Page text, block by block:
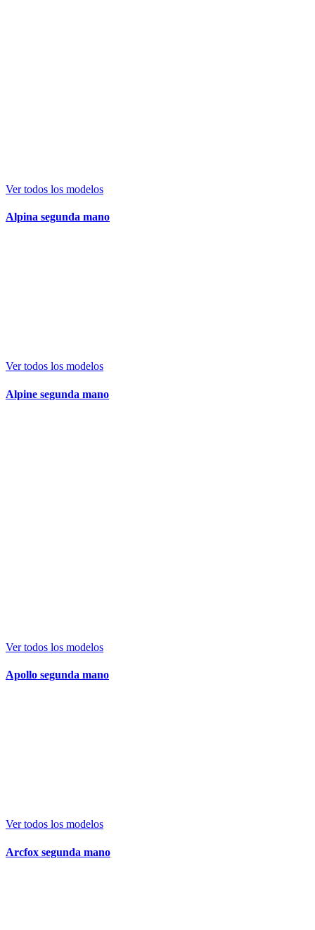
Ver todos los modelos
Alpina segunda mano
Ver todos los modelos
Alpine segunda mano
Ver todos los modelos
Apollo segunda mano
Ver todos los modelos
Arcfox segunda mano